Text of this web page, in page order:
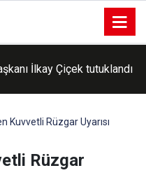
öğrencileri piknikte buluştu
Kuvvetli Rüzgar Uyarısı
Rüzgar